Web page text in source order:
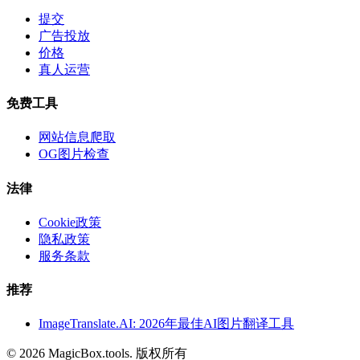
提交
广告投放
价格
真人运营
免费工具
网站信息爬取
OG图片检查
法律
Cookie政策
隐私政策
服务条款
推荐
ImageTranslate.AI: 2026年最佳AI图片翻译工具
© 2026 MagicBox.tools. 版权所有